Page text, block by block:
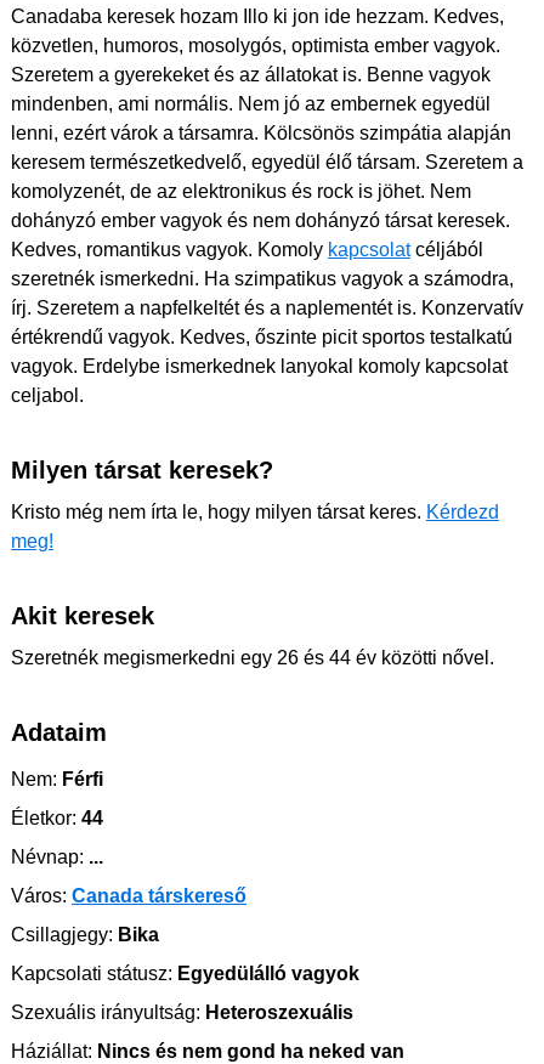
Canadaba keresek hozam Illo ki jon ide hezzam. Kedves,
közvetlen, humoros, mosolygós, optimista ember vagyok.
Szeretem a gyerekeket és az állatokat is. Benne vagyok
mindenben, ami normális. Nem jó az embernek egyedül
lenni, ezért várok a társamra. Kölcsönös szimpátia alapján
keresem természetkedvelő, egyedül élő társam. Szeretem a
komolyzenét, de az elektronikus és rock is jöhet. Nem
dohányzó ember vagyok és nem dohányzó társat keresek.
Kedves, romantikus vagyok. Komoly kapcsolatcéljából
szeretnék ismerkedni. Ha szimpatikus vagyok a számodra,
írj. Szeretem a napfelkeltét és a naplementét is. Konzervatív
értékrendű vagyok. Kedves, őszinte picit sportos testalkatú
vagyok. Erdelybe ismerkednek lanyokal komoly kapcsolat
celjabol.
Milyen társat keresek?
Kristo még nem írta le, hogy milyen társat keres. Kérdezd
meg!
Akit keresek
Szeretnék megismerkedni egy 26 és 44 év közötti nővel.
Adataim
Nem: Férfi
Életkor: 44
Névnap: ...
Város: Canada társkereső
Csillagjegy: Bika
Kapcsolati státusz: Egyedülálló vagyok
Szexuális irányultság: Heteroszexuális
Háziállat: Nincs és nem gond ha neked van